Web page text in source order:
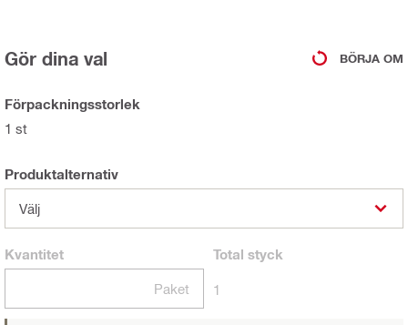
Gör dina val BÖRJA OM
Förpackningsstorlek
1 st
Produktalternativ
Välj
Kvantitet
Paket
Total styck
1